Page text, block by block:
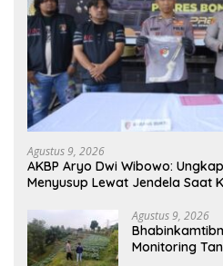
Agustus 9, 2026
AKBP Aryo Dwi Wibowo:
Menyusup Lewat Jendela Saat
Agustus 9, 2026
Monitoring